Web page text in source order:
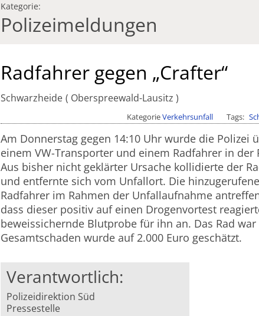
Kategorie:
Polizeimeldungen
Radfahrer gegen „Crafter“
Schwarzheide Oberspreewald-Lausitz
KategorieVerkehrsunfall Tags
Am Donnerstag gegen 14:10 Uhr wurde die Polizei
einem VW-Transporter und einem Radfahrer in
Aus bisher nicht geklärter Ursache kollidierte der
und entfernte sich vom Unfallort. Die
Radfahrer im Rahmen der Unfallaufnahme
dass dieser positiv auf einen Drogenvortest
beweissichernde Blutprobe für ihn an. Das Rad
Gesamtschaden wurde auf 2.000 Euro geschätzt.
Verantwortlich:
Polizeidirektion Süd
Pressestelle